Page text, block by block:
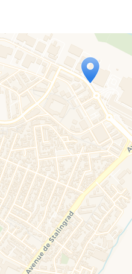
Travelers' Map is loading...
If you see this after your page is loaded
completely, leafletJS files are missing.